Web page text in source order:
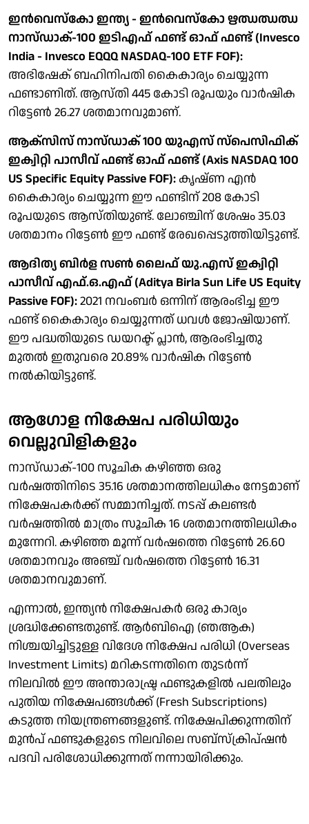
ഇന്‍വെസ്‌കോ ഇന്ത്യ - ഇന്‍വെസ്‌കോ ഋഝഝഝ
നാസ്ഡാക്-100 ഇടിഎഫ് ഫണ്ട് ഓഫ് ഫണ്ട് (Invesco
India - Invesco EQQQ NASDAQ-100 ETF FOF):
അഭിഷേക് ബഹിനിപതി കൈകാര്യം ചെയ്യുന്ന
ഫണ്ടാണിത്. ആസ്തി 445 കോടി രൂപയും വാര്‍ഷിക
റിട്ടേണ്‍ 26.27 ശതമാനവുമാണ്.
ആക്‌സിസ് നാസ്ഡാക് 100 യുഎസ് സ്‌പെസിഫിക്
ഇക്വിറ്റി പാസീവ് ഫണ്ട് ഓഫ് ഫണ്ട് (Axis NASDAQ 100
US Specific Equity Passive FOF): കൃഷ്ണ എന്‍
കൈകാര്യം ചെയ്യുന്ന ഈ ഫണ്ടിന് 208 കോടി
രൂപയുടെ ആസ്തിയുണ്ട്. ലോഞ്ചിന് ശേഷം 35.03
ശതമാനം റിട്ടേണ്‍ ഈ ഫണ്ട് രേഖപ്പെടുത്തിയിട്ടുണ്ട്.
ആദിത്യ ബിര്‍ള സണ്‍ ലൈഫ് യു.എസ് ഇക്വിറ്റി
പാസീവ് എഫ്.ഒ.എഫ് (Aditya Birla Sun Life US Equity
Passive FOF):2021 നവംബര്‍ ഒന്നിന് ആരംഭിച്ച ഈ
ഫണ്ട് കൈകാര്യം ചെയ്യുന്നത് ധവള്‍ ജോഷിയാണ്.
ഈ പദ്ധതിയുടെ ഡയറക്ട് പ്ലാന്‍, ആരംഭിച്ചതു
മുതല്‍ ഇതുവരെ 20.89% വാര്‍ഷിക റിട്ടേണ്‍
നല്‍കിയിട്ടുണ്ട്.
ആഗോള നിക്ഷേപ പരിധിയും
വെല്ലുവിളികളും
നാസ്ഡാക്-100 സൂചിക കഴിഞ്ഞ ഒരു
വര്‍ഷത്തിനിടെ 35.16 ശതമാനത്തിലധികം നേട്ടമാണ്
നിക്ഷേപകര്‍ക്ക് സമ്മാനിച്ചത്. നടപ്പ് കലണ്ടര്‍
വര്‍ഷത്തില്‍ മാത്രം സൂചിക 16 ശതമാനത്തിലധികം
മുന്നേറി. കഴിഞ്ഞ മൂന്ന് വര്‍ഷത്തെ റിട്ടേണ്‍ 26.60
ശതമാനവും അഞ്ച് വര്‍ഷത്തെ റിട്ടേണ്‍ 16.31
ശതമാനവുമാണ്.
എന്നാല്‍, ഇന്ത്യന്‍ നിക്ഷേപകര്‍ ഒരു കാര്യം
ശ്രദ്ധിക്കേണ്ടതുണ്ട്. ആര്‍ബിഐ (ഞആക)
നിശ്ചയിച്ചിട്ടുള്ള വിദേശ നിക്ഷേപ പരിധി (Overseas
Investment Limits) മറികടന്നതിനെ തുടര്‍ന്ന്
നിലവില്‍ ഈ അന്താരാഷ്ട്ര ഫണ്ടുകളില്‍ പലതിലും
പുതിയ നിക്ഷേപങ്ങള്‍ക്ക് (Fresh Subscriptions)
കടുത്ത നിയന്ത്രണങ്ങളുണ്ട്. നിക്ഷേപിക്കുന്നതിന്
മുന്‍പ് ഫണ്ടുകളുടെ നിലവിലെ സബ്സ്‌ക്രിപ്ഷന്‍
പദവി പരിശോധിക്കുന്നത് നന്നായിരിക്കും.